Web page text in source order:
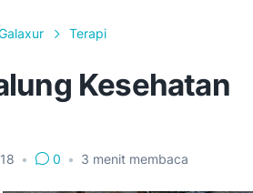
Terapi
Kesehatan
• 0 • 3 menit membaca